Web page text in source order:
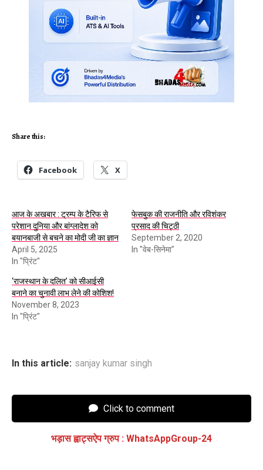
Share this:
Facebook X
आज के अखबार : ट्रम्प के टैरिफ से
परेशान दुनिया और बांग्लादेश को
बयानबाजी से बचने का मोदी जी का ज्ञान
April 5, 2025
In "प्रिंट"
फेसबुक की राजनीति और रविशंकर
प्रसाद की चिट्ठी
September 2, 2020
In "वेब-सिनेमा"
‘राजस्थान के दलित’ को सीआईसी
बनाने का चुनावी लाभ लेने की कोशिश!
November 8, 2023
In "प्रिंट"
In this article: sanjay kumar singh
Click to comment
भड़ास ह्वाट्सऐप ग्रुप : WhatsAppGroup-24